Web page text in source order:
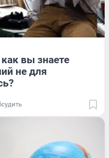
вы знаете
не для